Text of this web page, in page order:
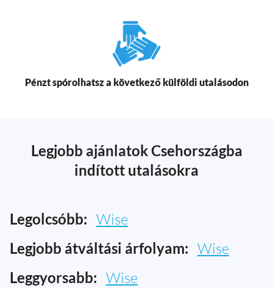
Pénzt spórolhatsz a következő külföldi utalásodon
Legjobb ajánlatok Csehországba
indított utalásokra
Legolcsóbb: Wise
Legjobb átváltási árfolyam: Wise
Leggyorsabb: Wise